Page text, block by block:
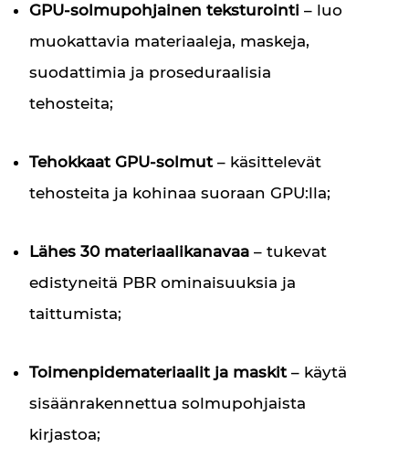
GPU-solmupohjainen teksturointi – luo
muokattavia materiaaleja, maskeja,
suodattimia ja proseduraalisia
tehosteita;
Tehokkaat GPU-solmut– käsittelevät
tehosteita ja kohinaa suoraan GPU:lla;
Lähes 30 materiaalikanavaa – tukevat
edistyneitä PBR ominaisuuksia ja
taittumista;
Toimenpidemateriaalit ja maskit– käytä
sisäänrakennettua solmupohjaista
kirjastoa;